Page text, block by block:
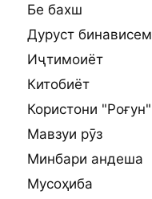
Бе бахш
Дуруст бинависем
Иҷтимоиёт
Китобиёт
Користони "Роғун"
Мавзуи рӯз
Минбари андеша
Мусоҳиба